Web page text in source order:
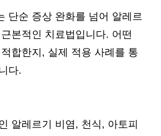
단순 증상 완화를 넘어 알레르
본적인 치료법입니다. 어떤
합한지, 실제 적용 사례를 통
다.
알레르기 비염, 천식, 아토피